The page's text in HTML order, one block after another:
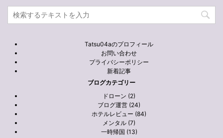
Tatsu04aのプロフィール
お問い合わせ
プライバシーポリシー
新着記事
ブログカテゴリー
ドローン (2)
ブログ運営 (24)
ホテルレビュー (84)
メンタル (7)
一時帰国 (13)